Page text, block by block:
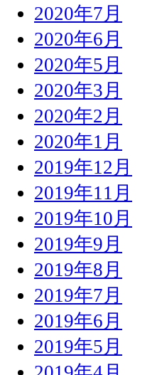
2020年7月
2020年6月
2020年5月
2020年3月
2020年2月
2020年1月
2019年12月
2019年11月
2019年10月
2019年9月
2019年8月
2019年7月
2019年6月
2019年5月